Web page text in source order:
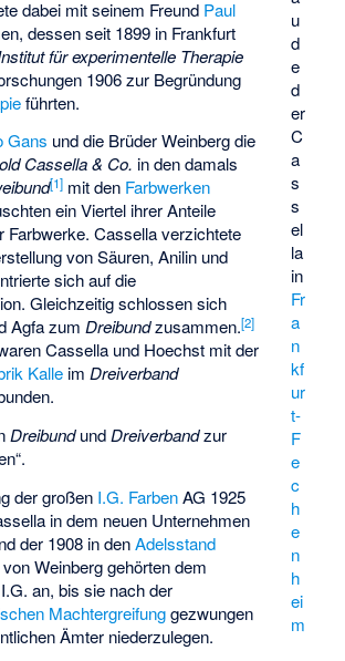
u
d
e
d
er
C
a
s
s
el
la
in
Fr
a
n
kf
ur
t-
F
e
c
h
e
n
h
ei
m
dabei mit seinem Freund Paul
dessen seit 1899 in Frankfurt
für experimentelle Therapie
1906 zur Begründung
führten.
Gans und die Brüder Weinberg die
Cassella & Co. in den damals
[1] mit den Farbwerken
ein Viertel ihrer Anteile
Farbwerke. Cassella verzichtete
von Säuren, Anilin und
sich auf die
Gleichzeitig schlossen sich
Agfa zumDreibundzusammen.[2]
Cassella und Hoechst mit der
Kalle imDreiverband
DreibundundDreiverbandzur
der großen I.G. FarbenAG 1925
in dem neuen Unternehmen
der 1908 in denAdelsstand
Weinberg gehörten dem
an, bis sie nach der
Machtergreifunggezwungen
Ämter niederzulegen.